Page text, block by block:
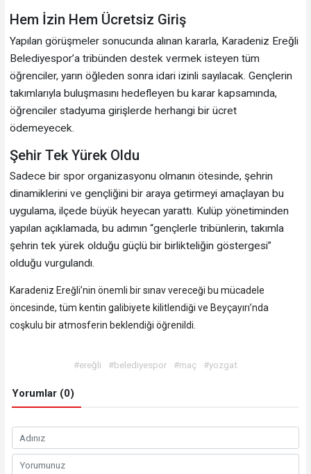
​Hem İzin Hem Ücretsiz Giriş
​Yapılan görüşmeler sonucunda alınan kararla, Karadeniz Ereğli
Belediyespor’a tribünden destek vermek isteyen tüm
öğrenciler, yarın öğleden sonra idari izinli sayılacak. Gençlerin
takımlarıyla buluşmasını hedefleyen bu karar kapsamında,
öğrenciler stadyuma girişlerde herhangi bir ücret
ödemeyecek.
​Şehir Tek Yürek Oldu
​Sadece bir spor organizasyonu olmanın ötesinde, şehrin
dinamiklerini ve gençliğini bir araya getirmeyi amaçlayan bu
uygulama, ilçede büyük heyecan yarattı. Kulüp yönetiminden
yapılan açıklamada, bu adımın “gençlerle tribünlerin, takımla
şehrin tek yürek olduğu güçlü bir birlikteliğin göstergesi”
olduğu vurgulandı.
Karadeniz Ereğli’nin önemli bir sınav vereceği bu mücadele
öncesinde, tüm kentin galibiyete kilitlendiği ve Beyçayırı’nda
coşkulu bir atmosferin beklendiği öğrenildi.
#ereğli #belediyespor #maç #yozgat
Yorumlar (0)